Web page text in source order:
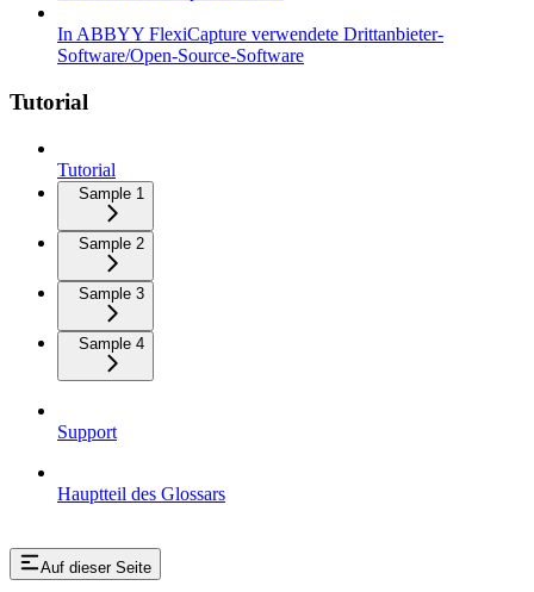
In ABBYY FlexiCapture verwendete Drittanbieter-
Software/Open-Source-Software
Tutorial
Tutorial
Sample 1
Sample 2
Sample 3
Sample 4
Support
Hauptteil des Glossars
Auf dieser Seite